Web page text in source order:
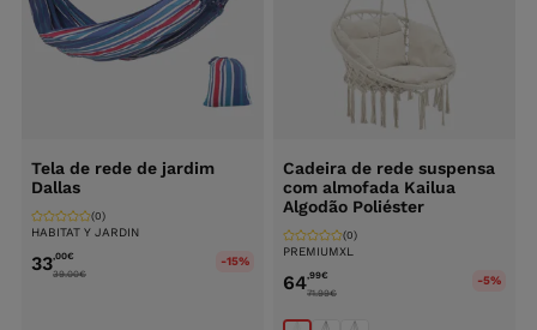
Tela de rede de jardim
Dallas
HABITAT Y JARDIN
(0)
33,00€
39.00€
-15%
Cadeira de rede suspensa
com almofada Kailua
Algodão Poliéster
PREMIUMXL
(0)
64,99€
71.99€
-5%